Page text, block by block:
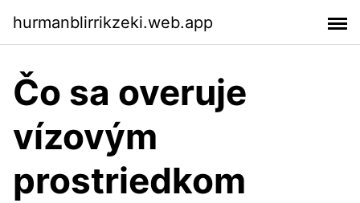
hurmanblirrikzeki.web.app
Čo sa overuje
vízovým
prostriedkom